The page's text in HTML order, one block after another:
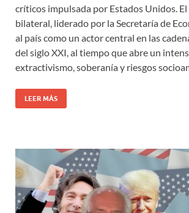
críticos impulsada por Estados Unidos.
bilateral, liderado por la Secretaría de
al país como un actor central en las
del siglo XXI, al tiempo que abre un
extractivismo, soberanía y riesgos
LEER MÁS